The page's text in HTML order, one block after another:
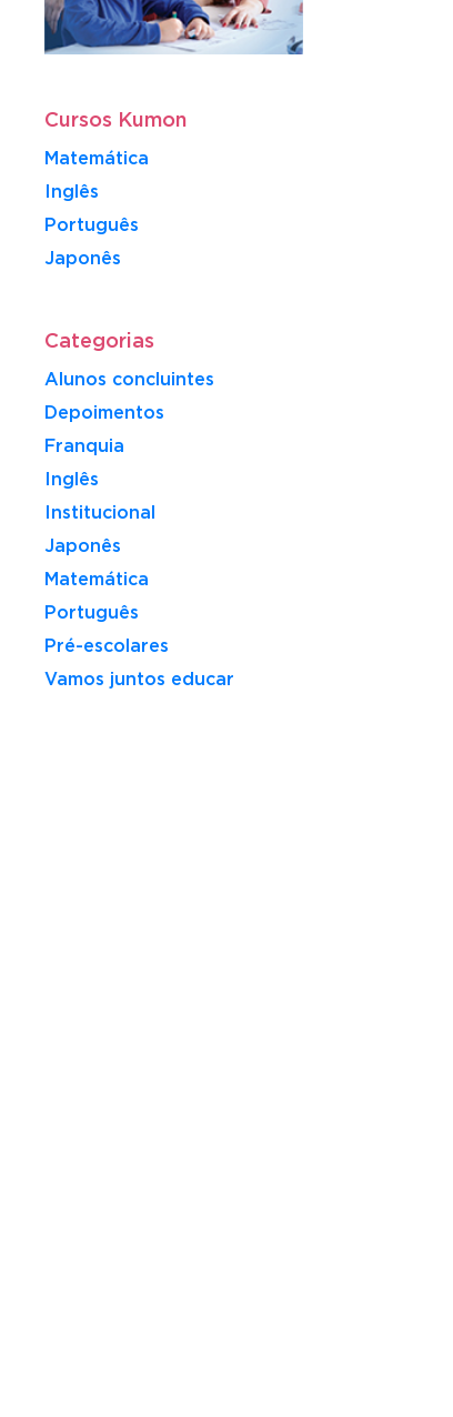
Cursos Kumon
Matemática
Inglês
Português
​Japonês
Categorias
Alunos concluintes
Depoimentos
Franquia
Inglês
Institucional
Japonês
Matemática
Português
Pré-escolares
Vamos juntos educar